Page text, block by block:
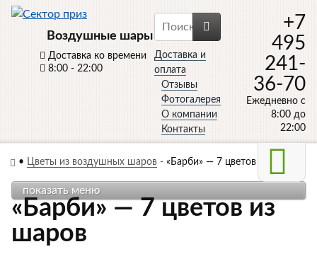
Воздушные шары
Доставка ко времени
8:00 - 22:00
Доставка и
оплата
Отзывы
Фотогалерея
О компании
Контакты
+7
495
241-
36-70
Ежедневно с
8:00 до
22:00
• Цветы из воздушных шаров- «Барби» — 7 цветов из шаров
«Барби» — 7 цветов из
шаров
показать меню